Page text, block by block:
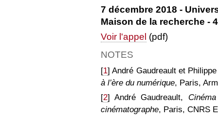
7 décembre 2018 -
Maison de la recherche -
Voir l'appel (pdf)
NOTES
[1] André Gaudreault et
à l’ère du numérique, Paris,
[2] André Gaudreault,
cinématographe, Paris, CNRS